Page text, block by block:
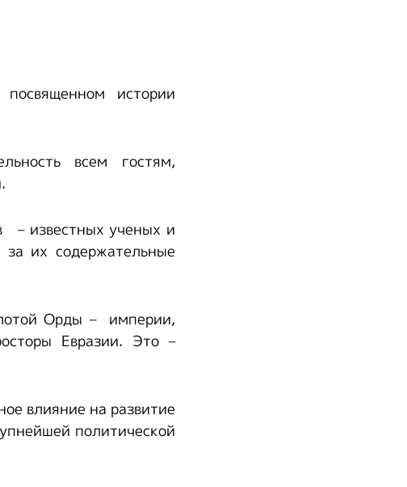
истории
всем гостям,
– известных ученых и
за их содержательные
Орды – империи,
Евразии. Это –
влияние на развитие
политической